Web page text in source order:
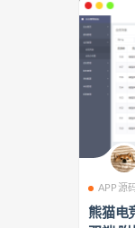
APP源
熊猫电竞